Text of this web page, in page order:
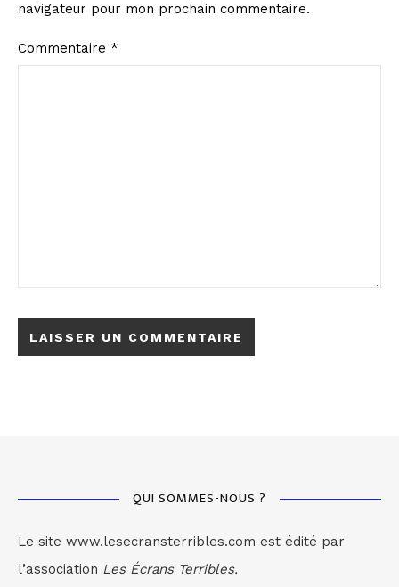
navigateur pour mon prochain commentaire.
Commentaire *
QUI SOMMES-NOUS ?
Le site www.lesecransterribles.com est édité par
l’association Les Écrans Terribles.